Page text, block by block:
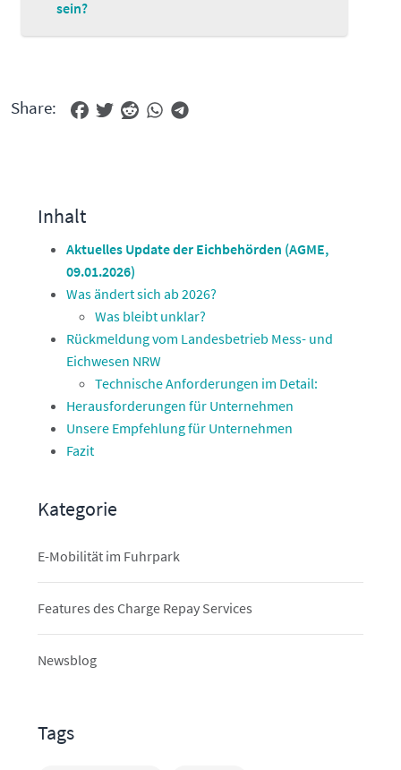
sein?
Share:
Inhalt
Aktuelles Update der Eichbehörden (AGME,
09.01.2026)
Was ändert sich ab 2026?
Was bleibt unklar?
Rückmeldung vom Landesbetrieb Mess- und
Eichwesen NRW
Technische Anforderungen im Detail:
Herausforderungen für Unternehmen
Unsere Empfehlung für Unternehmen
Fazit
Kategorie
E-Mobilität im Fuhrpark
Features des Charge Repay Services
Newsblog
Tags